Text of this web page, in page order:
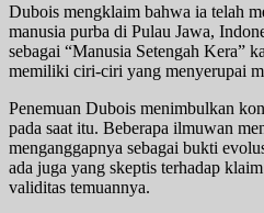
Dubois mengklaim bahwa ia telah
manusia purba di Pulau Jawa,
sebagai “Manusia Setengah Kera”
memiliki ciri-ciri yang menyerupai
Penemuan Dubois menimbulkan
pada saat itu. Beberapa ilmuwan
menganggapnya sebagai bukti
ada juga yang skeptis terhadap
validitas temuannya.